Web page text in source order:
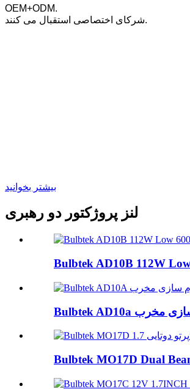
OEM+ODM.
شرکای اختصاصی استقبال می کنند.
بیشتر بخوانید
لنز پروژکتور دو رهبری
Bulbtek AD10B 112W
Bulbtek MO17D Dual